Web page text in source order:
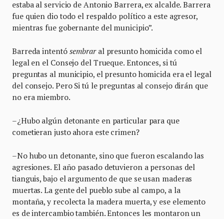
estaba al servicio de Antonio Barrera, ex alcalde. Barrera
fue quien dio todo el respaldo político a este agresor,
mientras fue gobernante del municipio”.
Barreda intentó sembrar al presunto homicida como el
legal en el Consejo del Trueque. Entonces, si tú
preguntas al municipio, el presunto homicida era el legal
del consejo. Pero Si tú le preguntas al consejo dirán que
no era miembro.
–¿Hubo algún detonante en particular para que
cometieran justo ahora este crimen?
–No hubo un detonante, sino que fueron escalando las
agresiones. El año pasado detuvieron a personas del
tianguis, bajo el argumento de que se usan maderas
muertas. La gente del pueblo sube al campo, a la
montaña, y recolecta la madera muerta, y ese elemento
es de intercambio también. Entonces les montaron un